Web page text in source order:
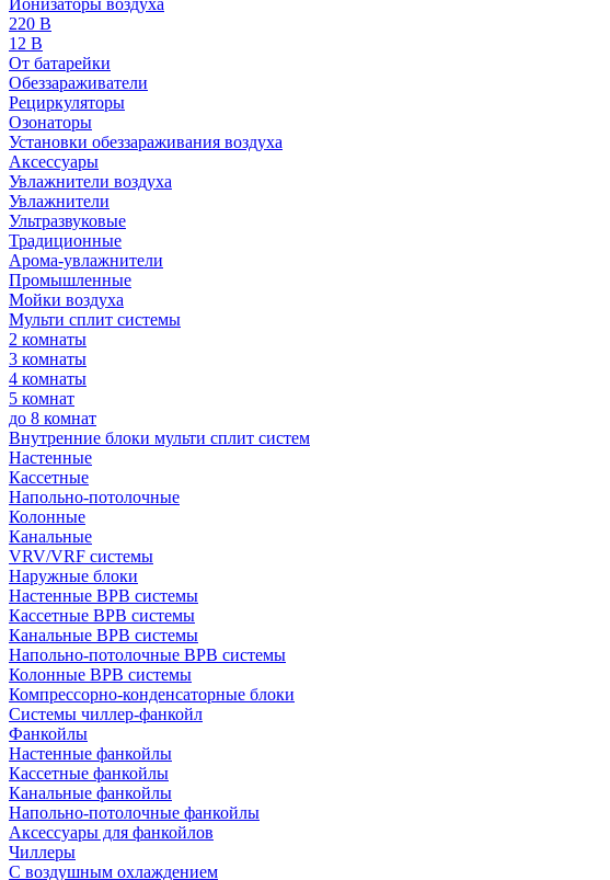
Ионизаторы воздуха
220 В
12 В
От батарейки
Обеззараживатели
Рециркуляторы
Озонаторы
Установки обеззараживания воздуха
Аксессуары
Увлажнители воздуха
Увлажнители
Ультразвуковые
Традиционные
Арома-увлажнители
Промышленные
Мойки воздуха
Мульти сплит системы
2 комнаты
3 комнаты
4 комнаты
5 комнат
до 8 комнат
Внутренние блоки мульти сплит систем
Настенные
Кассетные
Напольно-потолочные
Колонные
Канальные
VRV/VRF системы
Наружные блоки
Настенные ВРВ системы
Кассетные ВРВ системы
Канальные ВРВ системы
Напольно-потолочные ВРВ системы
Колонные ВРВ системы
Компрессорно-конденсаторные блоки
Системы чиллер-фанкойл
Фанкойлы
Настенные фанкойлы
Кассетные фанкойлы
Канальные фанкойлы
Напольно-потолочные фанкойлы
Аксессуары для фанкойлов
Чиллеры
С воздушным охлаждением